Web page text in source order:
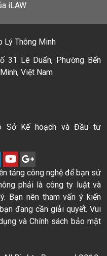
iLAW
Lý Thông Minh
31 Lê Duẩn, Phường Bến
Việt Nam
Sở Kế hoạch và Đầu tư
tảng công nghệ để bạn sử
phải là công ty luật và
Bạn nên tham vấn ý kiến
đang cần giải quyết. Vui
và Chính sách bảo mật